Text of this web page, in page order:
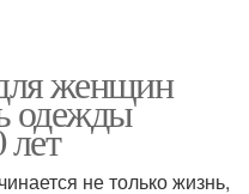
женщин
одежды
не только жизнь,